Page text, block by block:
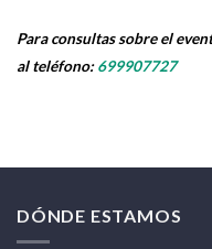
Para consultas sobre el
al teléfono:699907727
DÓNDE ESTAMOS